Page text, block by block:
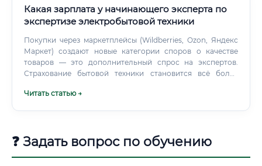
Какая зарплата у начинающего эксперта по
экспертизе электробытовой техники
Покупки через маркетплейсы (Wildberries, Ozon, Яндекс
Маркет) создают новые категории споров о качестве
товаров — это дополнительный спрос на экспертов.
Страхование бытовой техники становится всё более
оценке.
Читать статью →
❓ Задать вопрос по обучению